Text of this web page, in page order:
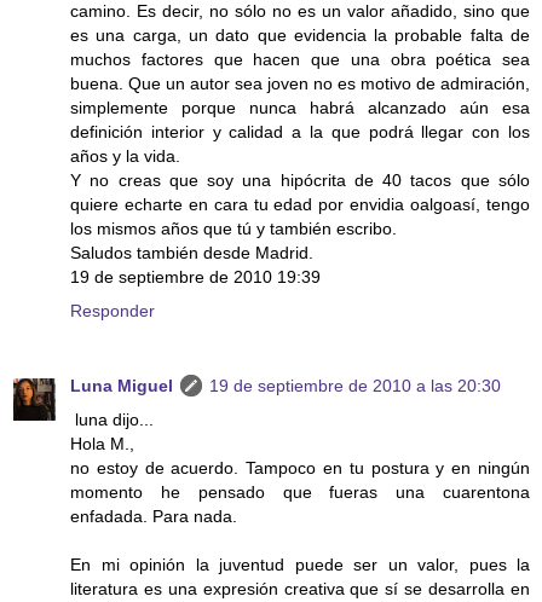
camino. Es decir, no sólo no es un valor añadido, sino que
es una carga, un dato que evidencia la probable falta de
muchos factores que hacen que una obra poética sea
buena. Que un autor sea joven no es motivo de admiración,
simplemente porque nunca habrá alcanzado aún esa
definición interior y calidad a la que podrá llegar con los
años y la vida.
Y no creas que soy una hipócrita de 40 tacos que sólo
quiere echarte en cara tu edad por envidia oalgoasí, tengo
los mismos años que tú y también escribo.
Saludos también desde Madrid.
19 de septiembre de 2010 19:39
Responder
Luna Miguel
19 de septiembre de 2010 a las 20:30
luna dijo...
Hola M.,
no estoy de acuerdo. Tampoco en tu postura y en ningún
momento he pensado que fueras una cuarentona
enfadada. Para nada.
En mi opinión la juventud puede ser un valor, pues la
literatura es una expresión creativa que sí se desarrolla en